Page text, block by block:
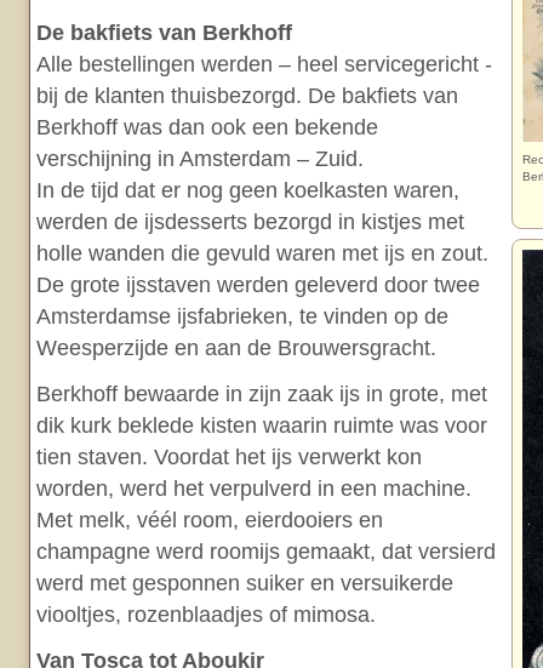
De bakfiets van Berkhoff
Alle bestellingen werden – heel servicegericht -
bij de klanten thuisbezorgd. De bakfiets van
Berkhoff was dan ook een bekende
verschijning in Amsterdam – Zuid.
In de tijd dat er nog geen koelkasten waren,
werden de ijsdesserts bezorgd in kistjes met
holle wanden die gevuld waren met ijs en zout.
De grote ijsstaven werden geleverd door twee
Amsterdamse ijsfabrieken, te vinden op de
Weesperzijde en aan de Brouwersgracht.
Berkhoff bewaarde in zijn zaak ijs in grote, met
dik kurk beklede kisten waarin ruimte was voor
tien staven. Voordat het ijs verwerkt kon
worden, werd het verpulverd in een machine.
Met melk, véél room, eierdooiers en
champagne werd roomijs gemaakt, dat versierd
werd met gesponnen suiker en versuikerde
viooltjes, rozenblaadjes of mimosa.
Van Tosca tot Aboukir